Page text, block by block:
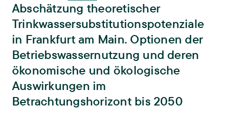
Abschätzung theoretischer
Trinkwassersubstitutionspotenziale
in Frankfurt am Main. Optionen der
Betriebswassernutzung und deren
ökonomische und ökologische
Auswirkungen im
Betrachtungshorizont bis 2050